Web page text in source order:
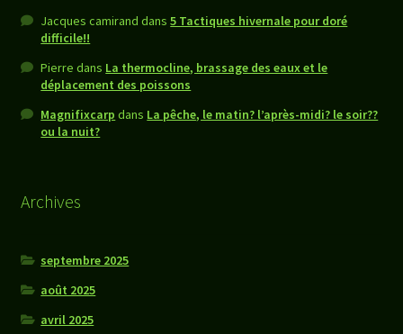
Jacques camirand dans5 Tactiques hivernale pour doré
difficile!!
Pierre dans La thermocline, brassage des eaux et le
déplacement des poissons
Magnifixcarp dans La pêche, le matin? l’après-midi? le soir??
ou la nuit?
Archives
septembre 2025
août 2025
avril 2025